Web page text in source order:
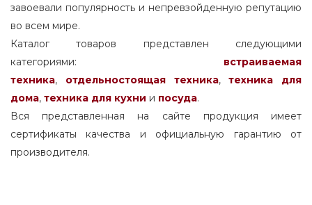
завоевали популярность и непревзойденную репутацию
во всем мире.
Каталог товаров представлен следующими
категориями: встраиваемая
техника, отдельностоящаятехника,
техника для
дома, техника для кухни и посуда.
Вся представленная на сайте продукция имеет
сертификаты качества и официальную гарантию от
производителя.